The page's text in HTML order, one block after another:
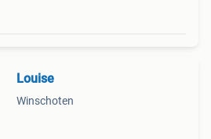
Louise
Winschoten